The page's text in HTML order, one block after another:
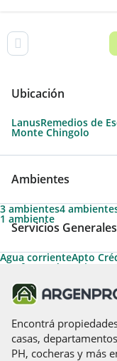
Ubicación
LanusRemedios de
Monte Chingolo
Ambientes
3 ambientes4
1 ambiente
Servicios Generales
Agua corrienteApto
Artefactos de cocina
Calefacción tiro
Aire acondicionado
Encontrá
casas,
PH, cocheras y más